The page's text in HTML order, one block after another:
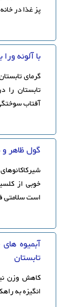
پز غذا در
با آلوئه
گرمای
تابستان را
آفتاب
گول ظاهر و
خوبی از
است سلامتی
آبمیوه
تابستان
کاهش وزن
انگیزه به